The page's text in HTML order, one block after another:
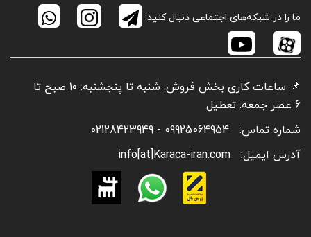
ما را در شبکه‌های اجتماعی دنبال کنید:
📌 ساعات کاری بخش فروش: شنبه تا پنجشنبه: ۱۰ صبح تا
6 عصر جمعه: تعطیل
شماره تماس:
09925064954 - 02128423949
آدرس ایمیل:
info[at]Karaca-iran.com